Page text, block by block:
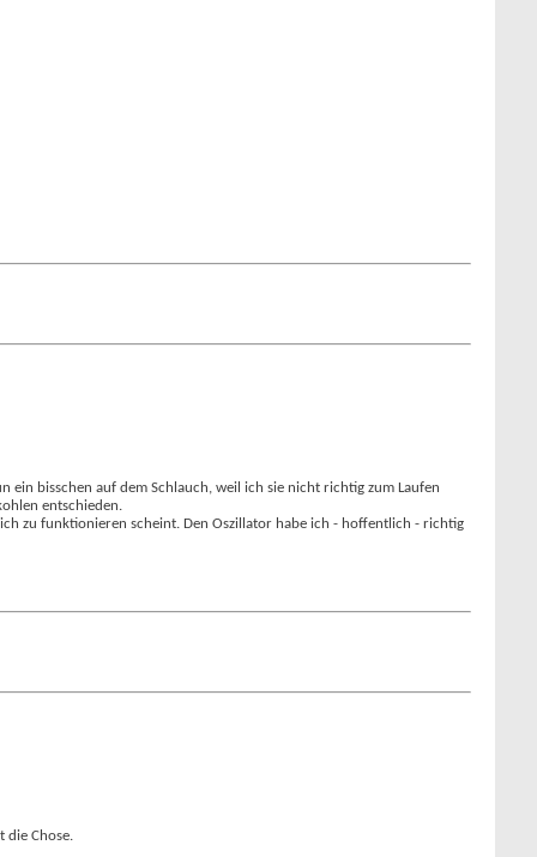
ein bisschen auf dem Schlauch, weil ich sie nicht richtig zum Laufen
entschieden.
zu funktionieren scheint. Den Oszillator habe ich - hoffentlich - richtig
die Chose.